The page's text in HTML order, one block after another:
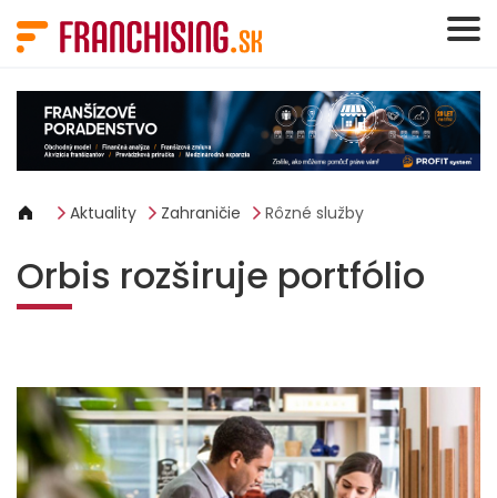
Aktuality Zahraničie Rôzné služby
Orbis rozširuje portfólio